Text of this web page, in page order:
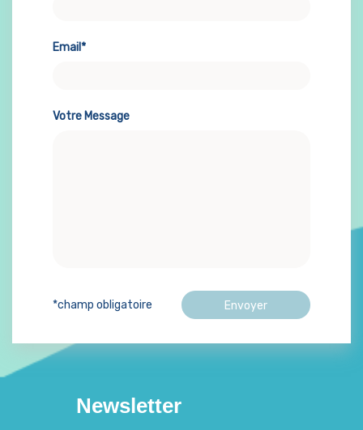
Newsletter
Email*
Votre Message
*champ obligatoire